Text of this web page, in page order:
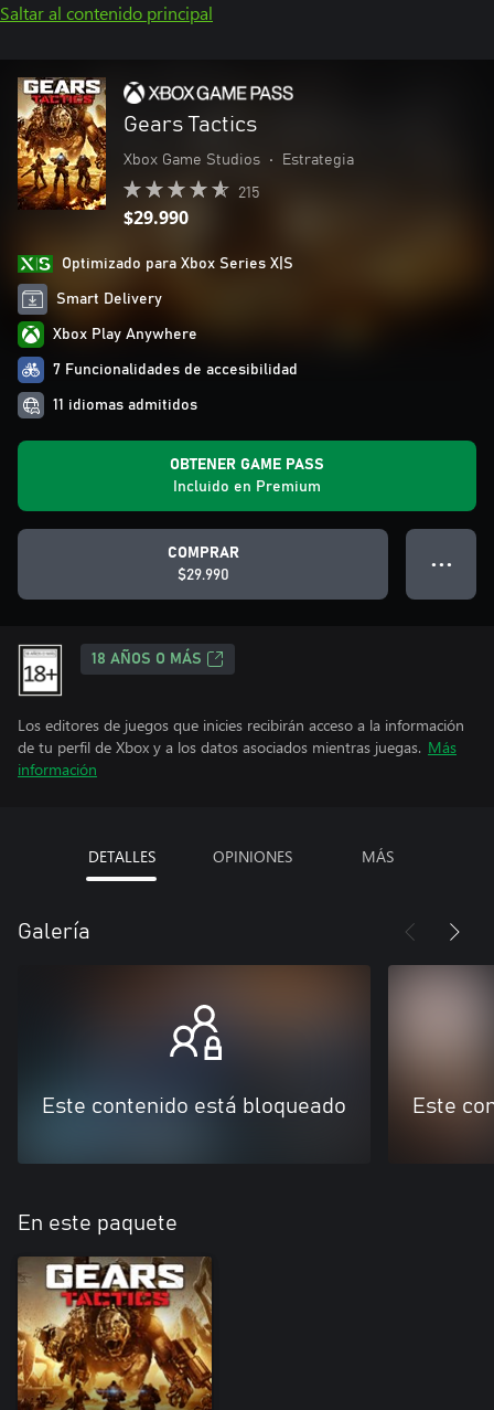
Saltar al contenido principal
Gears Tactics
Xbox Game Studios • Estrategia
215
$29.990
Optimizado para Xbox Series X|S
Smart Delivery
Xbox Play Anywhere
7 Funcionalidades de accesibilidad
11 idiomas admitidos
OBTENER GAME PASS
Incluido en Premium
COMPRAR
$29.990
● ● ●
18 AÑOS O MÁS
Los editores de juegos que inicies recibirán acceso a la información
de tu perfil de Xbox y a los datos asociados mientras juegas. Más
información
DETALLES OPINIONES MÁS
Galería
Este contenido está bloqueado Este
En este paquete